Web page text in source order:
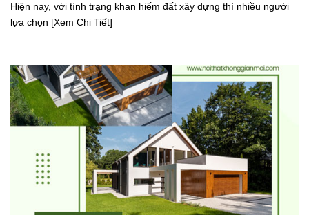
Hiện nay, với tình trạng khan hiếm đất xây dựng thì nhiều người
lựa chọn [Xem Chi Tiết]